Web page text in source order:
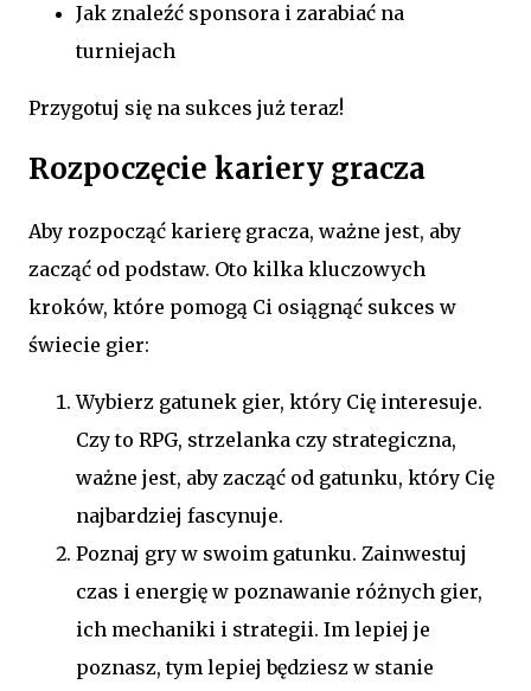
Jak znaleźć sponsora i zarabiać na
turniejach
Przygotuj się na sukces już teraz!
Rozpoczęcie kariery gracza
Aby rozpocząć karierę gracza, ważne jest, aby
zacząć od podstaw. Oto kilka kluczowych
kroków, które pomogą Ci osiągnąć sukces w
świecie gier:
Wybierz gatunek gier, który Cię interesuje.
Czy to RPG, strzelanka czy strategiczna,
ważne jest, aby zacząć od gatunku, który Cię
najbardziej fascynuje.
Poznaj gry w swoim gatunku. Zainwestuj
czas i energię w poznawanie różnych gier,
ich mechaniki i strategii. Im lepiej je
poznasz, tym lepiej będziesz w stanie